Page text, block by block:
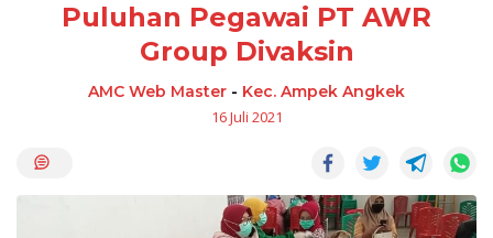
Puluhan Pegawai PT AWR
Group Divaksin
AMC Web Master - Kec. Ampek Angkek
16 Juli 2021